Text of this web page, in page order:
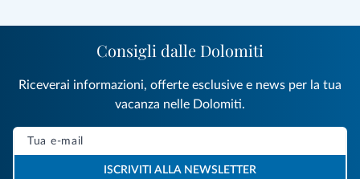
Consigli dalle Dolomiti
Riceverai informazioni, offerte esclusive e news per la tua
vacanza nelle Dolomiti.
ISCRIVITI ALLA NEWSLETTER